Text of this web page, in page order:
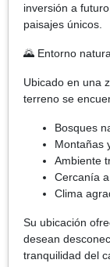
inversión a
paisajes únicos.
🌄 Entorno
Ubicado en una
terreno se
Bosques
Montañas
Ambiente
Cercanía
Clima
Su ubicación
desean
tranquilidad del